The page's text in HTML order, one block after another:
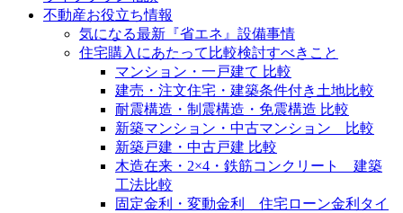
不動産お役立ち情報
気になる最新『省エネ』設備事情
住宅購入にあたって比較検討すべきこと
マンション・一戸建て 比較
建売・注文住宅・建築条件付き土地比較
耐震構造・制震構造・免震構造 比較
新築マンション・中古マンション 比較
新築戸建・中古戸建 比較
木造在来・2×4・鉄筋コンクリート 建築
工法比較
固定金利・変動金利 住宅ローン金利タイ